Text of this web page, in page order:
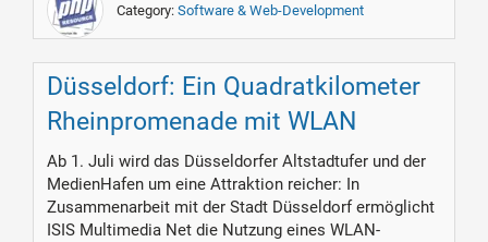
Category: Software & Web-Development
Düsseldorf: Ein Quadratkilometer
Rheinpromenade mit WLAN
Ab 1. Juli wird das Düsseldorfer Altstadtufer und der
MedienHafen um eine Attraktion reicher: In
Zusammenarbeit mit der Stadt Düsseldorf ermöglicht
ISIS Multimedia Net die Nutzung eines WLAN-